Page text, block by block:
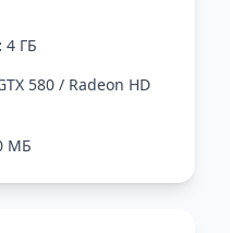
4 ГБ
580 / Radeon HD
МБ